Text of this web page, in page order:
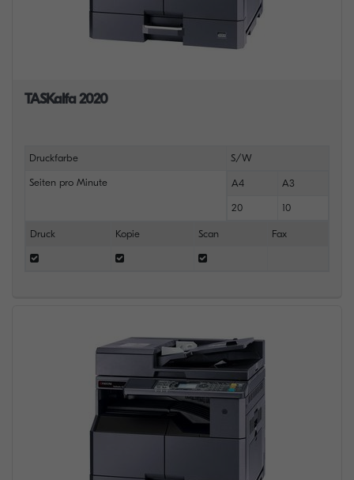
TASKalfa 2020
Druckfarbe S/W
Seiten pro Minute A4 A3
20 10
Druck Kopie Scan Fax